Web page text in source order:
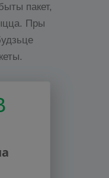
пакет,
Пры